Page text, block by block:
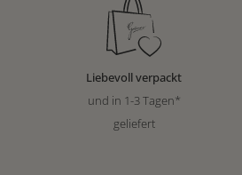
Liebevoll verpackt
und in 1-3 Tagen*
geliefert